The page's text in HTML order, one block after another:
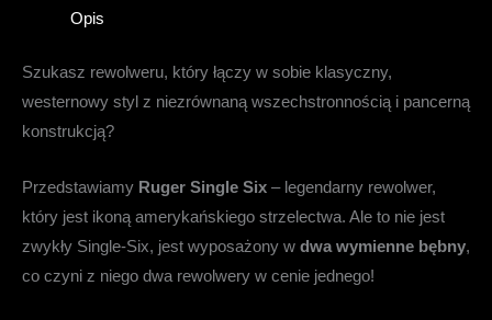
Opis
Szukasz rewolweru, który łączy w sobie klasyczny,
westernowy styl z niezrównaną wszechstronnością i pancerną
konstrukcją?
Przedstawiamy Ruger Single Six – legendarny rewolwer,
który jest ikoną amerykańskiego strzelectwa. Ale to nie jest
zwykły Single-Six, jest wyposażony w dwa wymienne bębny,
co czyni z niego dwa rewolwery w cenie jednego!